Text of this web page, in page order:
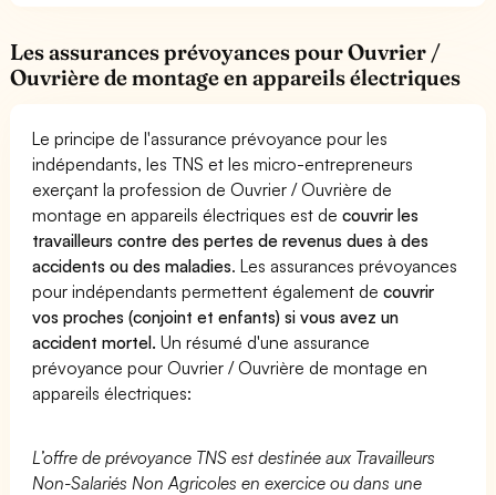
Les assurances prévoyances pour Ouvrier /
Ouvrière de montage en appareils électriques
Le principe de l'assurance prévoyance pour les
indépendants, les TNS et les micro-entrepreneurs
exerçant la profession de Ouvrier / Ouvrière de
montage en appareils électriques est decouvrir les
travailleurs contre des pertes de revenus dues à des
accidents ou des maladies. Les assurances prévoyances
pour indépendants permettent également decouvrir
vos proches (conjoint et enfants) si vous avez un
accident mortel. Un résumé d'une assurance
prévoyance pour Ouvrier / Ouvrière de montage en
appareils électriques:
L’offre de prévoyance TNS est destinée aux Travailleurs
Non-Salariés Non Agricoles en exercice ou dans une